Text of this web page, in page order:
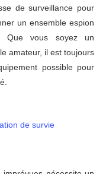
de surveillance pour
un ensemble espion
Que vous soyez un
amateur, il est toujours
possible pour
de survie